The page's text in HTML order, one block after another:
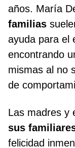
años. María
familias
ayuda para el
encontrando
mismas al no
de
Las madres y
sus
felicidad